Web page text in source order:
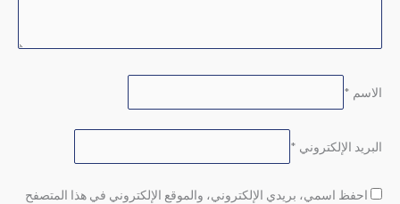
الاسم *
البريد الإلكتروني *
احفظ اسمي، بريدي الإلكتروني، والموقع الإلكتروني في هذا المتصفح